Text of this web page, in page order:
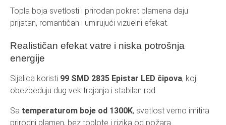
Topla boja svetlosti i prirodan pokret plamena daju
prijatan, romantičan i umirujući vizuelni efekat.
Realističan efekat vatre i niska potrošnja
energije
Sijalica koristi 99 SMD 2835 Epistar LED čipova, koji
obezbeđuju dug vek trajanja i stabilan rad.
Sa temperaturom boje od 1300K, svetlost verno imitira
prirodni plamen, bez toplote i rizika od požara.